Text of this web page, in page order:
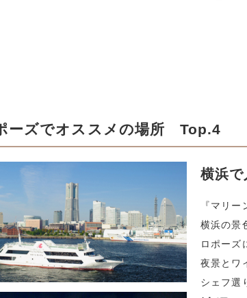
ーズでオススメの場所 Top.4
横浜
『マリー
横浜の景
ロポーズ
夜景とワ
シェフ選